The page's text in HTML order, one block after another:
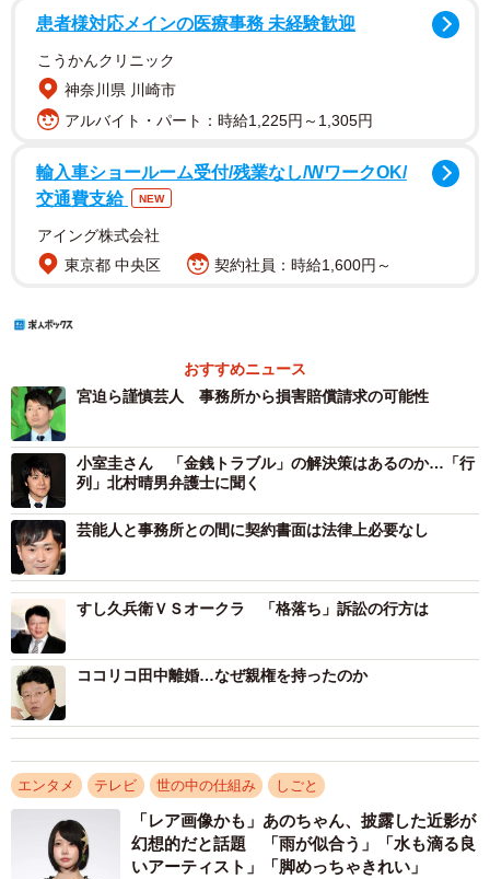
患者様対応メインの医療事務 未経験歓迎
こうかんクリニック
神奈川県 川崎市
アルバイト・パート：時給1,225円～1,305円
輸入車ショールーム受付/残業なし/WワークOK/
交通費支給
NEW
アイング株式会社
東京都 中央区
契約社員：時給1,600円～
おすすめニュース
宮迫ら謹慎芸人 事務所から損害賠償請求の可能性
小室圭さん 「金銭トラブル」の解決策はあるのか…「行
列」北村晴男弁護士に聞く
芸能人と事務所との間に契約書面は法律上必要なし
すし久兵衛ＶＳオークラ 「格落ち」訴訟の行方は
ココリコ田中離婚…なぜ親権を持ったのか
エンタメ テレビ 世の中の仕組み しごと
「レア画像かも」あのちゃん、披露した近影が
幻想的だと話題 「雨が似合う」「水も滴る良
いアーティスト」「脚めっちゃきれい」